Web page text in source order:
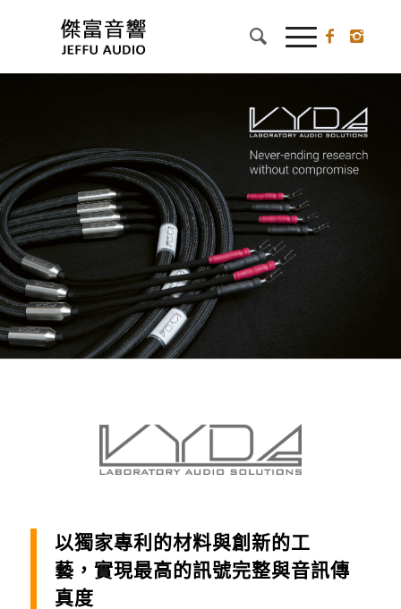
以獨家專利的材料與創新的工
藝， 實現最高的訊號完整與音訊傳
真度